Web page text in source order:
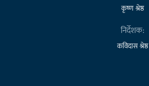
कृष्ण श्रेष्ठ
निर्देशक:
कविदास श्रेष्ठ